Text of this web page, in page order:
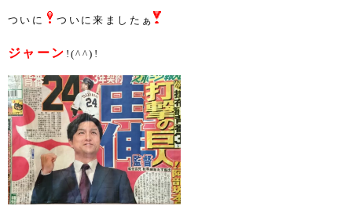
ついに ついに来ましたぁ
ジャーン !(^^)!